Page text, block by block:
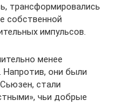
трансформировались
собственной
импульсов.
менее
Напротив, они были
стали
чьи добрые